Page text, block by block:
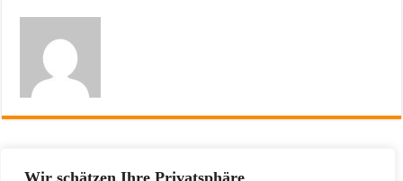
Wir schätzen Ihre Privatsphäre
To The People